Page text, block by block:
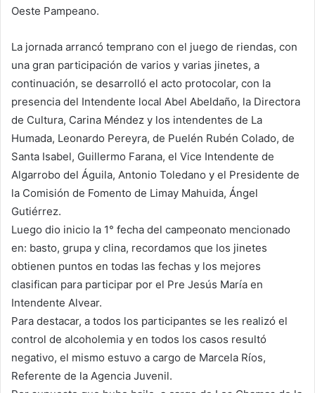
Oeste Pampeano.
La jornada arrancó temprano con el juego de riendas, con
una gran participación de varios y varias jinetes, a
continuación, se desarrolló el acto protocolar, con la
presencia del Intendente local Abel Abeldaño, la Directora
de Cultura, Carina Méndez y los intendentes de La
Humada, Leonardo Pereyra, de Puelén Rubén Colado, de
Santa Isabel, Guillermo Farana, el Vice Intendente de
Algarrobo del Águila, Antonio Toledano y el Presidente de
la Comisión de Fomento de Limay Mahuida, Ángel
Gutiérrez.
Luego dio inicio la 1° fecha del campeonato mencionado
en: basto, grupa y clina, recordamos que los jinetes
obtienen puntos en todas las fechas y los mejores
clasifican para participar por el Pre Jesús María en
Intendente Alvear.
Para destacar, a todos los participantes se les realizó el
control de alcoholemia y en todos los casos resultó
negativo, el mismo estuvo a cargo de Marcela Ríos,
Referente de la Agencia Juvenil.